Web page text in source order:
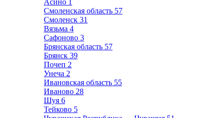
Асино 1
Смоленская область 57
Смоленск 31
Вязьма 4
Сафоново 3
Брянская область 57
Брянск 39
Почеп 2
Унеча 2
Ивановская область 55
Иваново 28
Шуя 6
Тейково 5